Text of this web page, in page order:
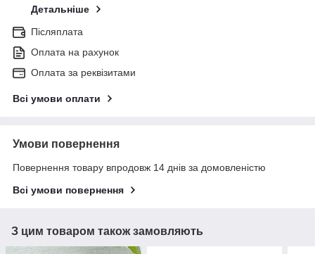
Детальніше
Післяплата
Оплата на рахунок
Оплата за реквізитами
Всі умови оплати
Умови повернення
Повернення товару впродовж 14 днів за домовленістю
Всі умови повернення
З цим товаром також замовляють